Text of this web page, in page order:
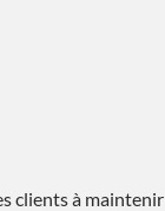
clients à